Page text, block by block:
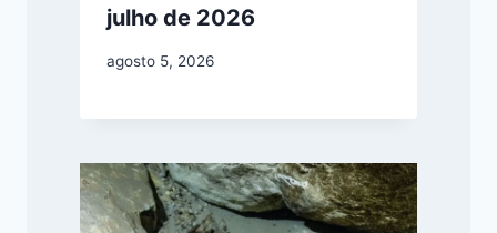
julho de 2026
agosto 5, 2026